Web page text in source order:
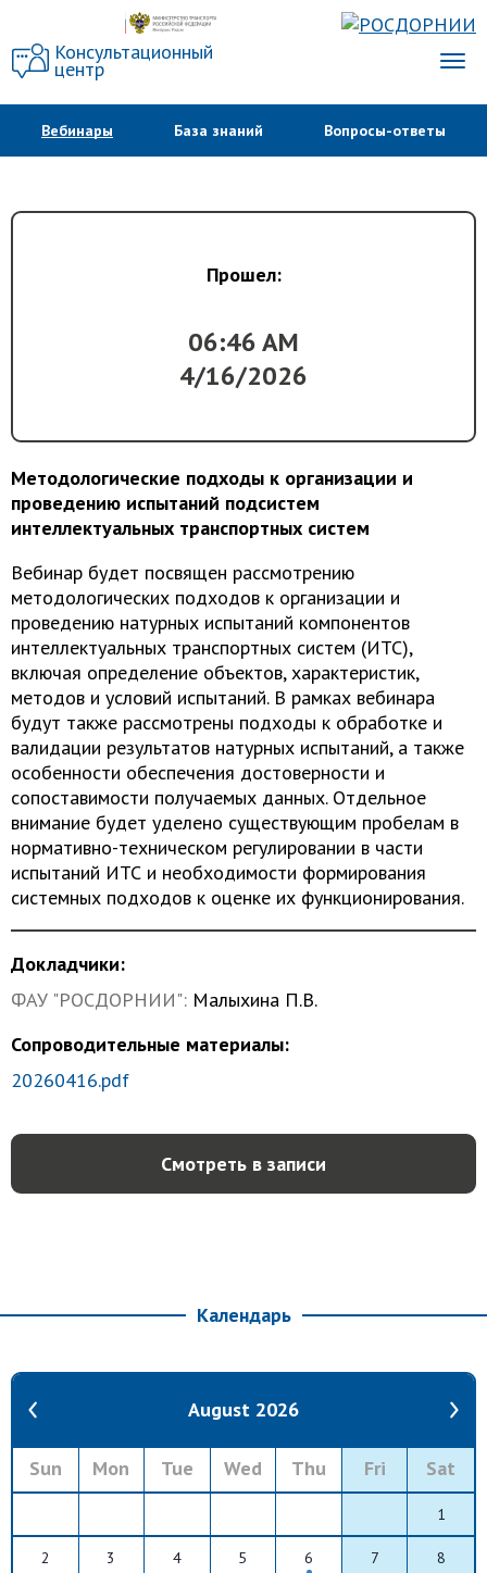
Консультационный
центр
Вебинары База знаний Вопросы-ответы
Прошел:
06:46 AM
4/16/2026
Методологические подходы к организации и
проведению испытаний подсистем
интеллектуальных транспортных систем
Вебинар будет посвящен рассмотрению
методологических подходов к организации и
проведению натурных испытаний компонентов
интеллектуальных транспортных систем (ИТС),
включая определение объектов, характеристик,
методов и условий испытаний. В рамках вебинара
будут также рассмотрены подходы к обработке и
валидации результатов натурных испытаний, а также
особенности обеспечения достоверности и
сопоставимости получаемых данных. Отдельное
внимание будет уделено существующим пробелам в
нормативно-техническом регулировании в части
испытаний ИТС и необходимости формирования
системных подходов к оценке их функционирования.
Докладчики:
ФАУ "РОСДОРНИИ" Малыхина П.В.
Сопроводительные материалы:
20260416.pdf
Смотреть в записи
Календарь
August 2026
Sun Mon Tue Wed Thu Fri Sat
1
2 3 4 5 6 7 8